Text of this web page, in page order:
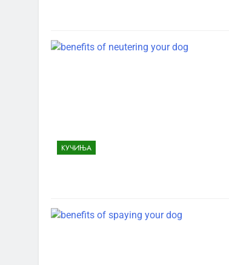
КУЧИЊА